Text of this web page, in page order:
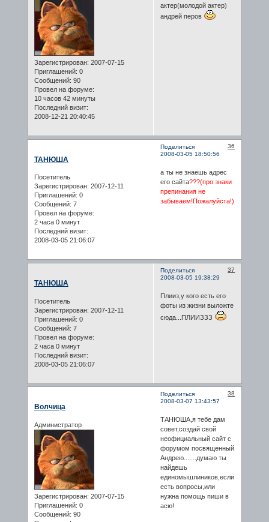
Зарегистрирован: 2007-07-15
Приглашений: 0
Сообщений: 90
Провел на форуме:
10 часов 42 минуты
Последний визит:
2008-12-21 20:40:45
актер(молодой актер)
андрей перов
Поделиться
36
2008-03-05 18:50:56
ТАНЮША
Посетитель
Зарегистрирован: 2007-12-11
Приглашений: 0
Сообщений: 7
Провел на форуме:
2 часа 0 минут
Последний визит:
2008-03-05 21:06:07
а ты не знаешь адрес
его сайта???(про знаки
препинания не
забываем!Пожалуйста!)
Поделиться
37
2008-03-05 19:38:29
ТАНЮША
Посетитель
Зарегистрирован: 2007-12-11
Приглашений: 0
Сообщений: 7
Провел на форуме:
2 часа 0 минут
Последний визит:
2008-03-05 21:06:07
Плииз,у кого есть его
фоты из жизни выложте
сюда...ПЛИИЗЗЗ
Поделиться
38
2008-03-07 13:43:57
Волчица
Администратор
Зарегистрирован: 2007-07-15
Приглашений: 0
Сообщений: 90
ТАНЮША,я тебе дам
совет,создай свой
неофициальный сайт с
форумом посвященный
Андрею.......думаю ты
найдешь
единомышлиников,если
есть вопросы,или
нужна помощь пиши в
асю!